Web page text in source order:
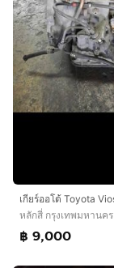
หลักสี่ กรุงเทพมหานคร
฿ 9,000